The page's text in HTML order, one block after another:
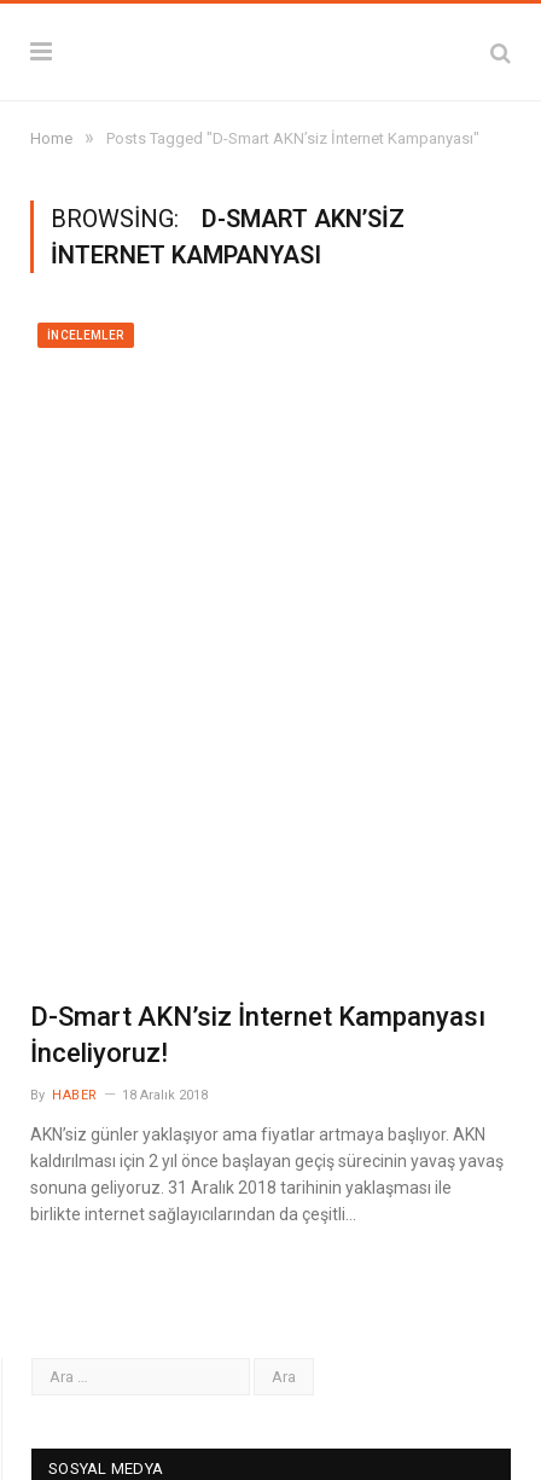
Home » Posts Tagged "D-Smart AKN’siz İnternet Kampanyası"
BROWSING:
D-SMART AKN’SIZ
İNTERNET KAMPANYASI
İNCELEMLER
D-Smart AKN’siz İnternet Kampanyası
İnceliyoruz!
By HABER 18 Aralık 2018
AKN’siz günler yaklaşıyor ama fiyatlar artmaya başlıyor. AKN
kaldırılması için 2 yıl önce başlayan geçiş sürecinin yavaş yavaş
sonuna geliyoruz. 31 Aralık 2018 tarihinin yaklaşması ile
birlikte internet sağlayıcılarından da çeşitli…
SOSYAL MEDYA